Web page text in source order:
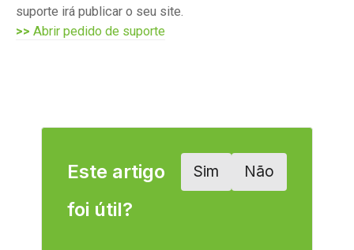
suporte irá publicar o seu site.
>> Abrir pedido de suporte
Este artigo
foi útil?
Sim Não